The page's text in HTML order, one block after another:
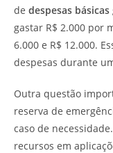
de despesas básicas
gastar R$ 2.000 por
6.000 e R$ 12.000.
despesas durante
Outra questão
reserva de
caso de
recursos em